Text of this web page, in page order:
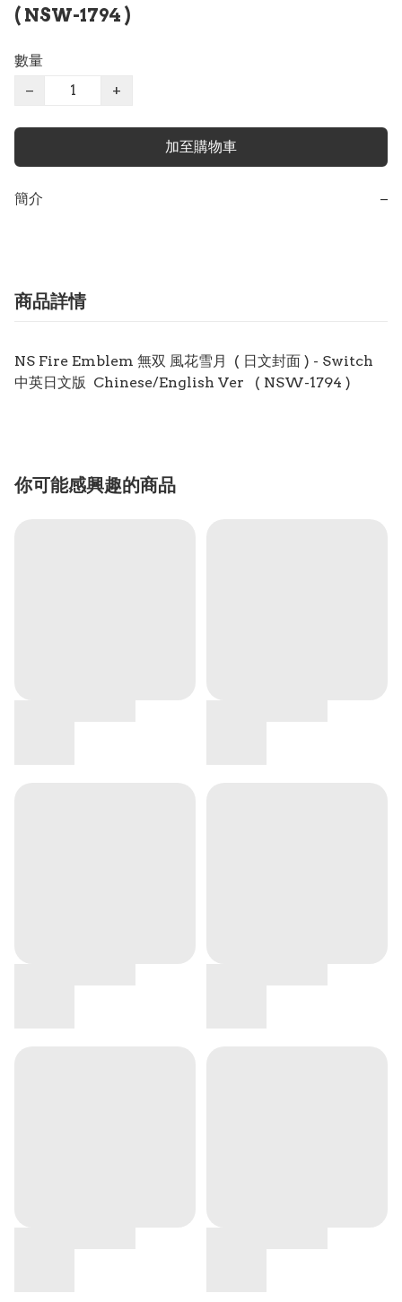
( NSW-1794 )
數量
−
+
加至購物車
簡介 −
商品詳情
NS Fire Emblem 無双 風花雪月 ( 日文封面 ) - Switch
中英日文版 Chinese/English Ver
( NSW-1794 )
你可能感興趣的商品